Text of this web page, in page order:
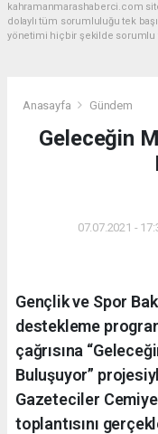
kahramanmarashaberci.com
dolaylı tüm sorumluluğu tek
yönetimi hiçbir şekilde sorumlu
Anasayfa Gündem
Geleceğin
07.07.2021 -
Gençlik ve Spor
destekleme
çağrısına
Buluşuyor”
Gazeteciler
toplantısını